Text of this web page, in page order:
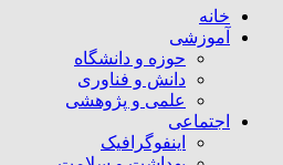
خانه
آموزشی
حوزه و دانشگاه
دانش و فناوری
علمی و پژوهشی
اجتماعی
اینفوگرافیک